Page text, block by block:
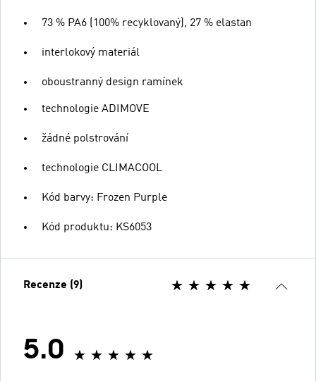
73 % PA6 (100% recyklovaný), 27 % elastan
interlokový materiál
oboustranný design ramínek
technologie ADIMOVE
žádné polstrování
technologie CLIMACOOL
Kód barvy: Frozen Purple
Kód produktu: KS6053
Recenze (9)
5.0